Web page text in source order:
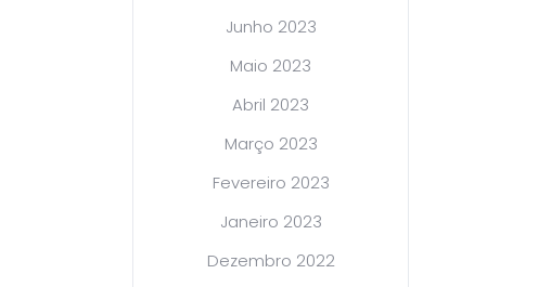
Junho 2023
Maio 2023
Abril 2023
Março 2023
Fevereiro 2023
Janeiro 2023
Dezembro 2022